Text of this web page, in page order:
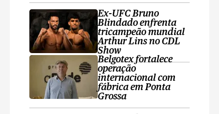
Ex-UFC Bruno
Blindado enfrenta
tricampeão mundial
Arthur Lins no CDL
Show
Belgotex fortalece
operação
internacional com
fábrica em Ponta
Grossa